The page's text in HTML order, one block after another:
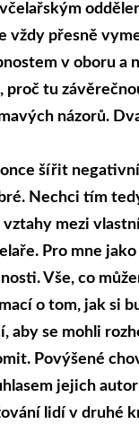
přesně
v oboru
tu
názorů.
šířit
Nechci tím
mezi
Pro mne
Vše, co
o tom, jak si
aby se mohli
Povýšené
jejich
lidí v druhé